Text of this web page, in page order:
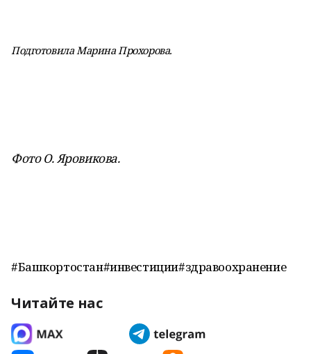
Подготовила Марина Прохорова.
Фото О. Яровикова.
#Башкортостан#инвестиции#здравоохранение
Читайте нас